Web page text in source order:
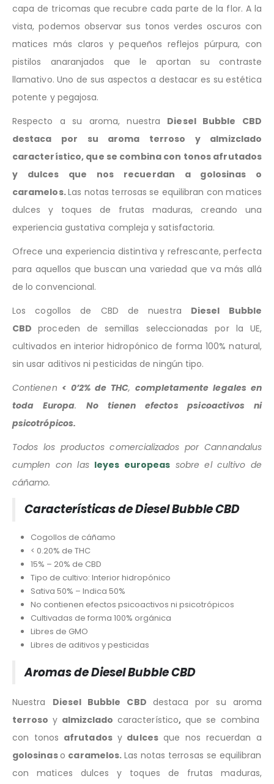
capa de tricomas que recubre cada parte de la flor. A la
vista, podemos observar sus tonos verdes oscuros con
matices más claros y pequeños reflejos púrpura, con
pistilos anaranjados que le aportan su contraste
llamativo. Uno de sus aspectos a destacar es su estética
potente y pegajosa.
Respecto a su aroma, nuestra Diesel Bubble CBD
destaca por su aroma terroso y almizclado
característico, que se combina con tonos afrutados
y dulces que nos recuerdan a golosinas o
caramelos.Las notas terrosas se equilibran con matices
dulces y toques de frutas maduras, creando una
experiencia gustativa compleja y satisfactoria.
Ofrece una experiencia distintiva y refrescante, perfecta
para aquellos que buscan una variedad que va más allá
de lo convencional.
Los cogollos de CBD de nuestra Diesel Bubble
CBD proceden de semillas seleccionadas por la UE,
cultivados en interior hidropónico de forma 100% natural,
sin usar aditivos ni pesticidas de ningún tipo.
Contienen < 0’2% de THC,completamente legales en
toda Europa.No tienen efectos psicoactivos ni
psicotrópicos.
Todos los productos comercializados por Cannandalus
cumplen con las leyes europeas sobre el cultivo de
cáñamo.
Características de Diesel Bubble CBD
Cogollos de cáñamo
< 0.20% de THC
15% – 20% de CBD
Tipo de cultivo: Interior hidropónico
Sativa 50% – Indica 50%
No contienen efectos psicoactivos ni psicotrópicos
Cultivadas de forma 100% orgánica
Libres de GMO
Libres de aditivos y pesticidas
Aromas de Diesel Bubble CBD
Nuestra Diesel Bubble CBD destaca por su aroma
terrosoy almizclado característico, que se combina
con tonos afrutados ydulces que nos recuerdan a
golosinaso caramelos. Las notas terrosas se equilibran
con matices dulces y toques de frutas maduras,